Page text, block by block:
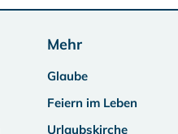
Mehr
Glaube
Feiern im Leben
Urlaubskirche